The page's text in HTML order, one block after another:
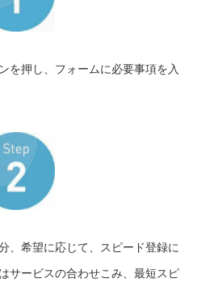
を押し、フォームに必要事項を入
、希望に応じて、スピード登録に
サービスの合わせこみ、最短スピ